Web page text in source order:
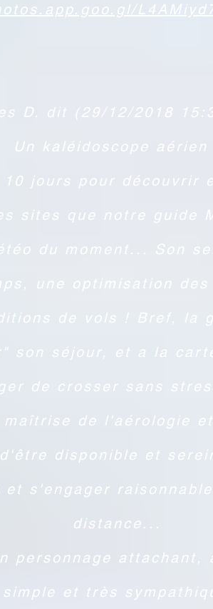
D. dit (29/12/2018
Un kaléidoscope aérien
jours pour découvrir
sites que notre guide
du moment... Son
une optimisation des
de vols ! Bref, la
son séjour, et a la
de crosser sans
de l'aérologie
disponible et
s'engager
distance...
personnage attachant,
et très